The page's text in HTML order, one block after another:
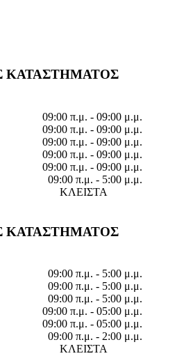
ΚΑΤΑΣΤΗΜΑΤΟΣ
09:00 π.μ. - 09:00 μ.μ.
09:00 π.μ. - 09:00 μ.μ.
09:00 π.μ. - 09:00 μ.μ.
09:00 π.μ. - 09:00 μ.μ.
09:00 π.μ. - 09:00 μ.μ.
09:00 π.μ. - 5:00 μ.μ.
ΚΛΕΙΣΤΑ
ΚΑΤΑΣΤΗΜΑΤΟΣ
09:00 π.μ. - 5:00 μ.μ.
09:00 π.μ. - 5:00 μ.μ.
09:00 π.μ. - 5:00 μ.μ.
09:00 π.μ. - 05:00 μ.μ.
09:00 π.μ. - 05:00 μ.μ.
09:00 π.μ. - 2:00 μ.μ.
ΚΛΕΙΣΤΑ